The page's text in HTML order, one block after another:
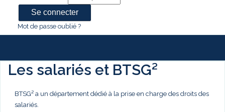
Mot de passe oublié ?
Les salariés et BTSG²
BTSG² a un département dédié à la prise en charge des droits des
salariés.